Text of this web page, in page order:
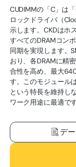
CUDIMMの「C」は
ロックドライバ（
示します。CKDはホ
すべてのDRAMコン
同期を実現します。
おり、各DRAMに精
合性を高め、最大
す。このモジュール
という特長を維持し
ワーク用途に最適です
デ
ダウンロード